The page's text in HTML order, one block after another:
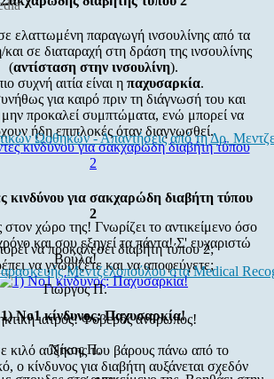
ελαττωμένη παραγωγή ινσουλίνης από τα
σε διαταραχή στη δράση της ινσουλίνης
(αντίσταση στην ινσουλίνη).
συχνή αιτία είναι η παχυσαρκία.
για καιρό πριν τη διάγνωσή του και
μην προκαλεί συμπτώματα, ενώ μπορεί να
ήδη επιπλοκές όταν διαγνωσθεί.
κινδύνου για σακχαρώδη διαβήτη τύπου
2
να προκαλέσει διαβήτη τύπου 2;
να γνωρίζετε και να αποφεύγετε;
1) Νο1 κίνδυνος: Παχυσαρκία!
κιλό αύξησης του βάρους πάνω από το
ο κίνδυνος για διαβήτη αυξάνεται σχεδόν
Ωοθηκών - Απαντήσεις από τη Δρ.
Μεντζελοπούλου στα Medical
χώρο της! Γνωρίζει το αντικείμενο όσο
και σου εξηγεί τα πάντα! Σ' ευχαριστώ
Βούλα!
Γιώργος Π.
ιατρός! Φοβερός άνθρωπος!
Νίκος Π.